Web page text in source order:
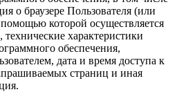
о браузере Пользователя (или
которой осуществляется
технические характеристики
обеспечения,
дата и время доступа к
страниц и иная